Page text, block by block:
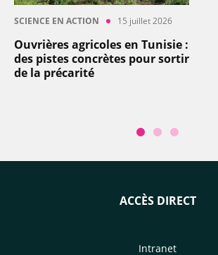
SCIENCE EN ACTION 15 juillet 2026
Ouvrières agricoles en Tunisie :
des pistes concrètes pour sortir
de la précarité
ACCÈS DIRECT
Intranet